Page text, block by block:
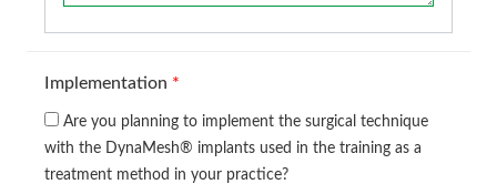
Implementation *
Are you planning to implement the surgical technique
with the DynaMesh® implants used in the training as a
treatment method in your practice?